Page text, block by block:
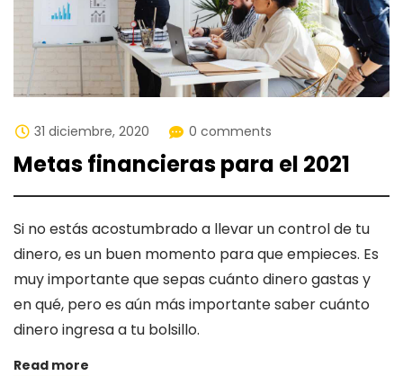
31 diciembre, 2020 0 comments
Metas financieras para el 2021
Si no estás acostumbrado a llevar un control de tu
dinero, es un buen momento para que empieces. Es
muy importante que sepas cuánto dinero gastas y
en qué, pero es aún más importante saber cuánto
dinero ingresa a tu bolsillo.
Read more